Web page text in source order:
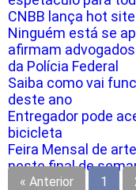
CNBB lança hot
Ninguém está se
afirmam
da Polícia Federal
Saiba como vai
deste ano
Entregador pode
bicicleta
Feira Mensal de
neste final de
« Anterior 1